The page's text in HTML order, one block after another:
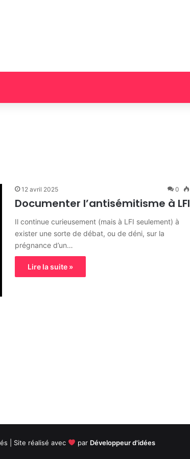
12 avril 2025 0
Documenter l’antisémitisme à LFI
Il continue curieusement (mais à LFI seulement) à
exister une sorte de débat, ou de déni, sur la
prégnance d’un…
Lire la suite »
| Site réalisé avec par Développeur d'idées